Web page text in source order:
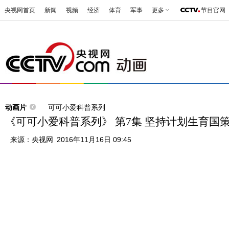
央视网首页 新闻 视频 经济 体育 军事 更多 节目官网
动画片 可可小爱科普系列
《可可小爱科普系列》 第7集 坚持计划生育国
来源： 央视网 2016年11月16日 09:45